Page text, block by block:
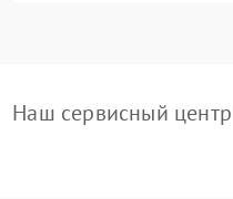
Наш сервисный